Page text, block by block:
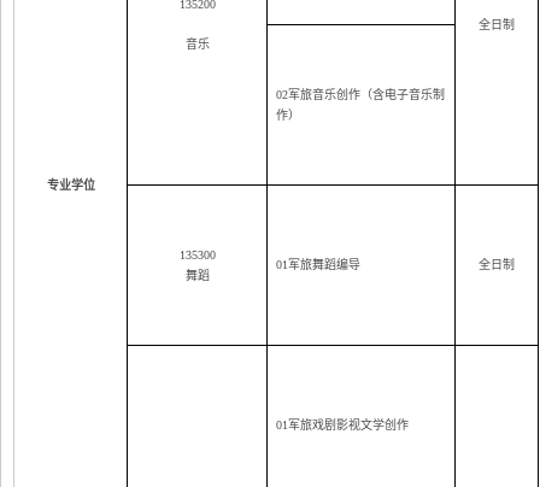
专业学位
135200
音乐
全日制
02军旅音乐创作（含电子音乐制
作）
135300
舞蹈
01军旅舞蹈编导 全日制
01军旅戏剧影视文学创作